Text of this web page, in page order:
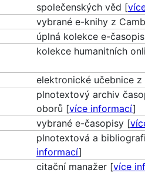
společenských věd [
vybrané e-knihy z
úplná kolekce e-
kolekce humanitních
elektronické učebnice
plnotextový archiv
oborů [více informací]
vybrané e-časopisy [
plnotextová a
informací]
citační manažer [více